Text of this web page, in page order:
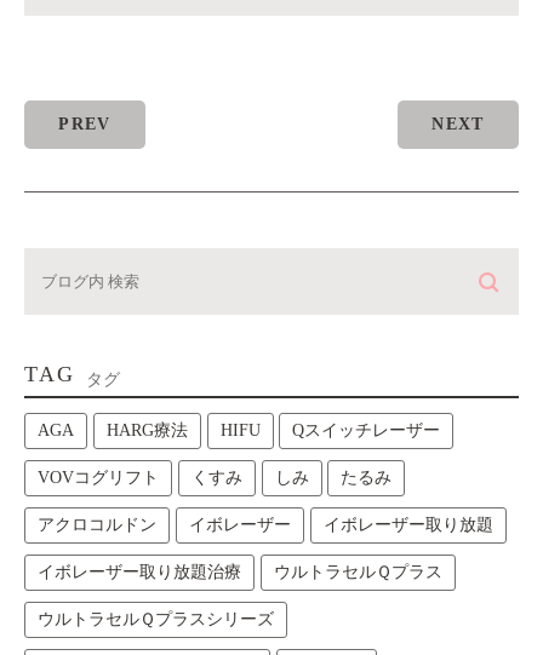
PREV NEXT
TAG タグ
AGA HARG療法 HIFU Qスイッチレーザー
VOVコグリフト くすみ しみ たるみ
アクロコルドン イボレーザー イボレーザー取り放題
イボレーザー取り放題治療 ウルトラセルＱプラス
ウルトラセルＱプラスシリーズ